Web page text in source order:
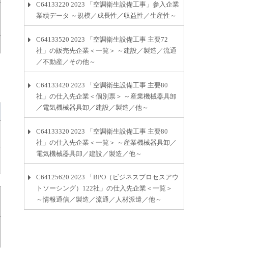
C64133220 2023 「空調衛生設備工事」参入企業
業績データ ～規模／成長性／収益性／生産性～
C64133520 2023 「空調衛生設備工事 主要72
社」の販売先企業＜一覧＞ ～建設／製造／流通
／不動産／その他～
C64133420 2023 「空調衛生設備工事 主要80
社」の仕入先企業＜個別票＞ ～産業機械器具卸
／電気機械器具卸／建設／製造／他～
C64133320 2023 「空調衛生設備工事 主要80
社」の仕入先企業＜一覧＞ ～産業機械器具卸／
電気機械器具卸／建設／製造／他～
C64125620 2023 「BPO（ビジネスプロセスアウ
トソーシング）122社」の仕入先企業＜一覧＞
～情報通信／製造／流通／人材派遣／他～